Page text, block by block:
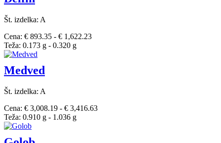
Št. izdelka: A
Cena: € 893.35 - € 1,622.23
Teža: 0.173 g - 0.320 g
Medved
Št. izdelka: A
Cena: € 3,008.19 - € 3,416.63
Teža: 0.910 g - 1.036 g